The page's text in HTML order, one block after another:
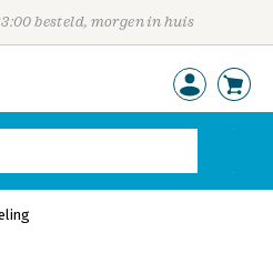
besteld, morgen in huis